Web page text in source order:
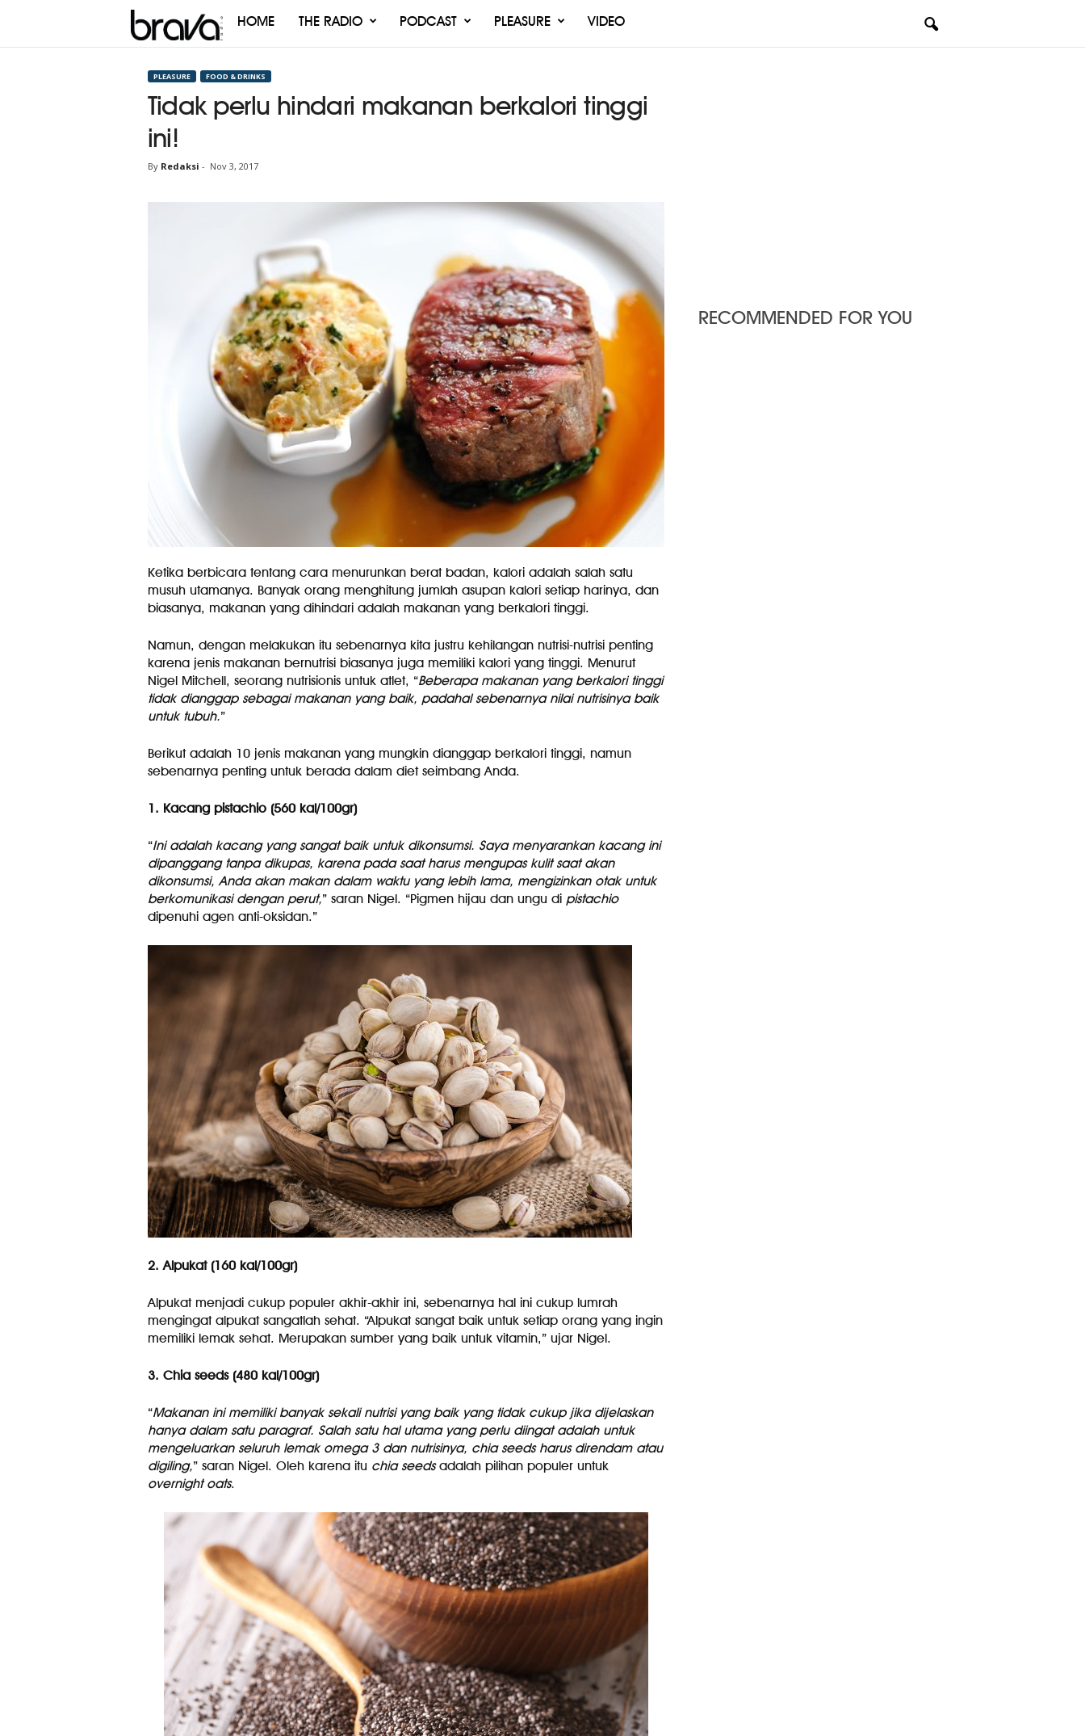
Brava
HOME THE RADIO PODCAST PLEASURE VIDEO
PLEASURE FOOD & DRINKS
Tidak perlu hindari makanan berkalori tinggi
ini!
By Redaksi - Nov 3, 2017
Ketika berbicara tentang cara menurunkan berat badan, kalori adalah salah satu
musuh utamanya. Banyak orang menghitung jumlah asupan kalori setiap harinya, dan
biasanya, makanan yang dihindari adalah makanan yang berkalori tinggi.
Namun, dengan melakukan itu sebenarnya kita justru kehilangan nutrisi-nutrisi penting
karena jenis makanan bernutrisi biasanya juga memiliki kalori yang tinggi. Menurut
Nigel Mitchell, seorang nutrisionis untuk atlet, “Beberapa makanan yang berkalori tinggi
tidak dianggap sebagai makanan yang baik, padahal sebenarnya nilai nutrisinya baik
untuk tubuh.”
Berikut adalah 10 jenis makanan yang mungkin dianggap berkalori tinggi, namun
sebenarnya penting untuk berada dalam diet seimbang Anda.
1. Kacang pistachio (560 kal/100gr)
“Ini adalah kacang yang sangat baik untuk dikonsumsi. Saya menyarankan kacang ini
dipanggang tanpa dikupas, karena pada saat harus mengupas kulit saat akan
dikonsumsi, Anda akan makan dalam waktu yang lebih lama, mengizinkan otak untuk
berkomunikasi dengan perut,” saran Nigel. “Pigmen hijau dan ungu di pistachio
dipenuhi agen anti-oksidan.”
2. Alpukat (160 kal/100gr)
Alpukat menjadi cukup populer akhir-akhir ini, sebenarnya hal ini cukup lumrah
mengingat alpukat sangatlah sehat. “Alpukat sangat baik untuk setiap orang yang ingin
memiliki lemak sehat. Merupakan sumber yang baik untuk vitamin,” ujar Nigel.
3. Chia seeds (480 kal/100gr)
“Makanan ini memiliki banyak sekali nutrisi yang baik yang tidak cukup jika dijelaskan
hanya dalam satu paragraf. Salah satu hal utama yang perlu diingat adalah untuk
mengeluarkan seluruh lemak omega 3 dan nutrisinya, chia seeds harus direndam atau
digiling,” saran Nigel. Oleh karena itu chia seedsadalah pilihan populer untuk
overnight oats.
RECOMMENDED FOR YOU